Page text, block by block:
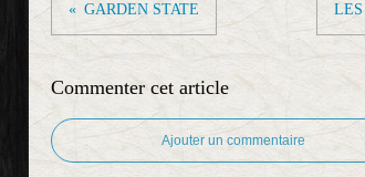
GARDEN STATE
Commenter cet article
Ajouter un commentaire